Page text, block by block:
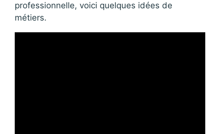
professionnelle, voici quelques idées de
métiers.